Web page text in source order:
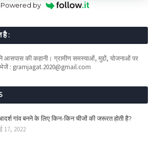
Powered by
है :
की कहानी। ग्रामीण समस्याओं, मुद्दों, योजनाओं पर
: gramjagat.2020@gmail.com
गांव बनने के लिए किन-किन चीजों की जरूरत होती है?
17, 2022